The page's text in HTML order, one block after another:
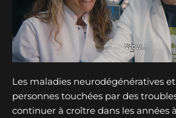
Les maladies neurodégénératives
personnes touchées par des
continuer à croître dans les années